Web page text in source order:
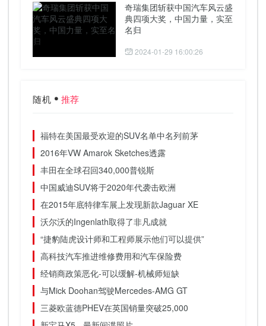
奇瑞集团斩获中国汽车风云盛
典四项大奖，中国力量，实至
名归
2024-01-29 16:00:26
随机 推荐
福特在美国最受欢迎的SUV名单中名列前茅
2016年VW Amarok Sketches透露
丰田在全球召回340,000普锐斯
中国威迪SUV将于2020年代袭击欧洲
在2015年底特律车展上发现新款Jaguar XE
沃尔沃的Ingenlath取得了非凡成就
“捷豹陆虎设计师和工程师展示他们可以提供”
高科技汽车推进维修费用和汽车保险费
经销商政策恶化-可以缓解-机械师短缺
与Mick Doohan驾驶Mercedes-AMG GT
三菱欧蓝德PHEV在英国销量突破25,000